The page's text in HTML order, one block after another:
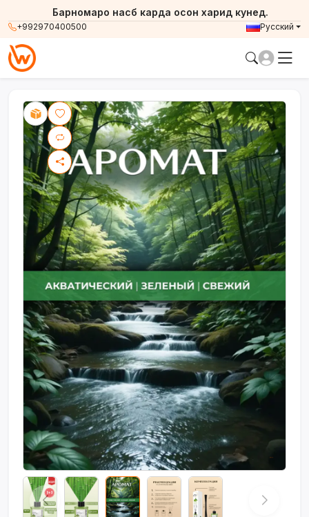
+992970400500
Барномаро насб карда осон харид кунед.
Русский